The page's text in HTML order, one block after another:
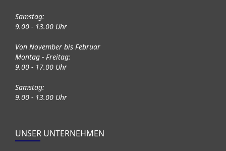
Samstag:
9.00 - 13.00 Uhr
Von November bis Februar
Montag - Freitag:
9.00 - 17.00 Uhr
Samstag:
9.00 - 13.00 Uhr
UNSER UNTERNEHMEN